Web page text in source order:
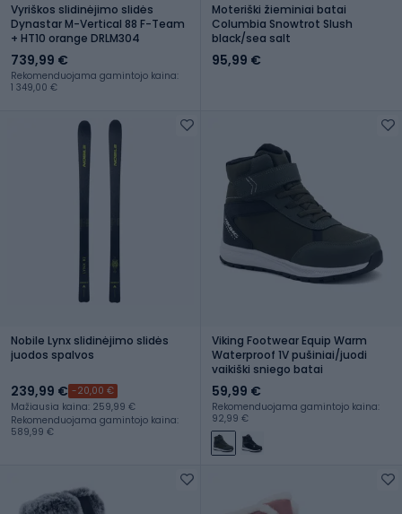
Vyriškos slidinėjimo slidės
Dynastar M-Vertical 88 F-Team
+ HT10 orange DRLM304
739,99 €
Rekomenduojama gamintojo kaina:
1 349,00 €
Moteriški žieminiai batai
Columbia Snowtrot Slush
black/sea salt
95,99 €
Nobile Lynx slidinėjimo slidės
juodos spalvos
239,99 € -20,00 €
Mažiausia kaina: 259,99 €
Rekomenduojama gamintojo kaina:
589,99 €
Viking Footwear Equip Warm
Waterproof 1V pušiniai/juodi
vaikiški sniego batai
59,99 €
Rekomenduojama gamintojo kaina:
92,99 €